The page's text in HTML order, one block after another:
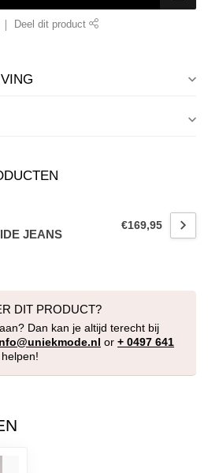
Deel dit product
JEANS
€169,95
DIT PRODUCT?
Dan kan je altijd terecht bij
or + 0497 641